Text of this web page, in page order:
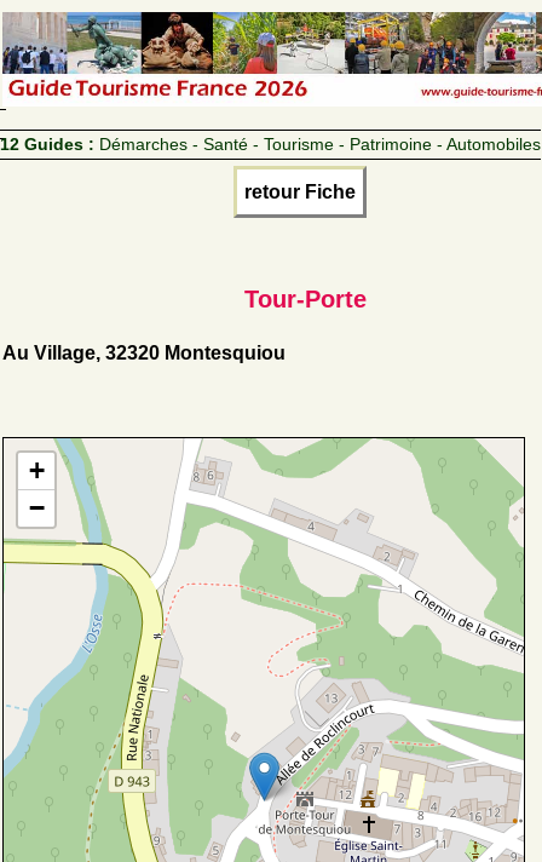
12 Guides : Démarches - Santé - Tourisme - Patrimoine - Automobiles
retour Fiche
Tour-Porte
Au Village, 32320 Montesquiou
+
−